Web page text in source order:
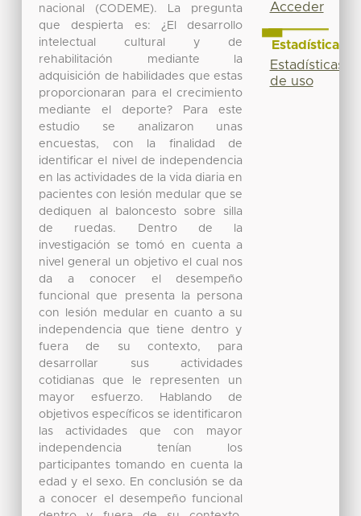
nacional (CODEME). La pregunta
que despierta es: ¿El desarrollo
intelectual cultural y de
rehabilitación mediante la
adquisición de habilidades que estas
proporcionaran para el crecimiento
mediante el deporte? Para este
estudio se analizaron unas
encuestas, con la finalidad de
identificar el nivel de independencia
en las actividades de la vida diaria en
pacientes con lesión medular que se
dediquen al baloncesto sobre silla
de ruedas. Dentro de la
investigación se tomó en cuenta a
nivel general un objetivo el cual nos
da a conocer el desempeño
funcional que presenta la persona
con lesión medular en cuanto a su
independencia que tiene dentro y
fuera de su contexto, para
desarrollar sus actividades
cotidianas que le representen un
mayor esfuerzo. Hablando de
objetivos específicos se identificaron
las actividades que con mayor
independencia tenían los
participantes tomando en cuenta la
edad y el sexo. En conclusión se da
a conocer el desempeño funcional
Acceder
Estadísticas
Estadísticas
de uso